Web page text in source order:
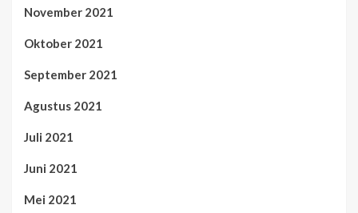
November 2021
Oktober 2021
September 2021
Agustus 2021
Juli 2021
Juni 2021
Mei 2021